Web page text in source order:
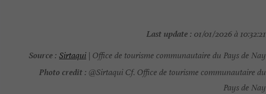
Last update : 01/01/2026 à 10:32:21
Source : Sirtaqui| Office de tourisme communautaire du Pays de Nay
Photo credit : @Sirtaqui Cf. Office de tourisme communautaire du
Pays de Nay